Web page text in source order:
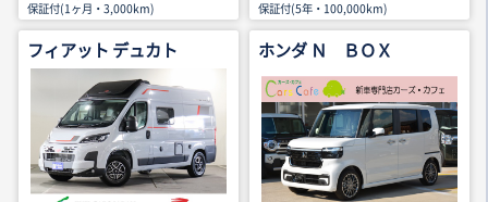
保証付(1ヶ月・3,000km)
保証付(5年・100,000km)
フィアット デュカト ホンダ Ｎ ＢＯＸ